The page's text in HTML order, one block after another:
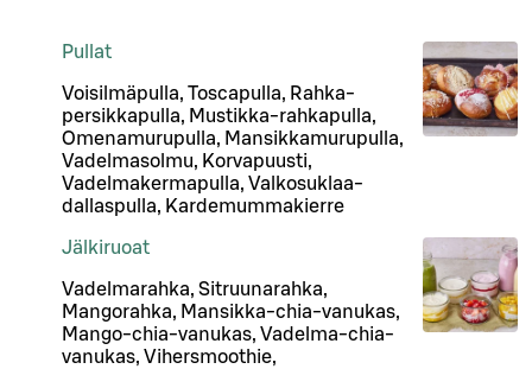
Pullat
Voisilmäpulla, Toscapulla, Rahka-
persikkapulla, Mustikka-rahkapulla,
Omenamurupulla, Mansikkamurupulla,
Vadelmasolmu, Korvapuusti,
Vadelmakermapulla, Valkosuklaa-
dallaspulla, Kardemummakierre
Jälkiruoat
Vadelmarahka, Sitruunarahka,
Mangorahka, Mansikka-chia-vanukas,
Mango-chia-vanukas, Vadelma-chia-
vanukas, Vihersmoothie,